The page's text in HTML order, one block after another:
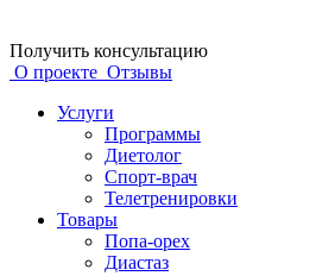
Получить консультацию
О проекте Отзывы
Услуги
Программы
Диетолог
Спорт-врач
Телетренировки
Товары
Попа-орех
Диастаз